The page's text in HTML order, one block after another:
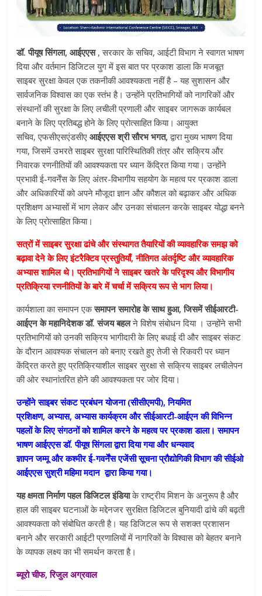
डॉ. पीयूष सिंगला,आईएएस, सरकार के सचिव, आईटी विभाग ने स्वागत भाषण
दिया और वर्तमान डिजिटल युग में इस बात पर प्रकाश डाला कि मजबूत
साइबर सुरक्षा केवल एक तकनीकी आवश्यकता नहीं है – यह सुशासन और
सार्वजनिक विश्वास का एक स्तंभ है। उन्होंने प्रतिभागियों को नागरिकों और
संस्थानों की सुरक्षा के लिए लचीली प्रणाली और साइबर जागरूक कार्यबल
बनाने के लिए प्रतिबद्ध होने के लिए प्रोत्साहित किया। आयुक्त
सचिव, एफसीएसएंडसीए आईएएस श्री सौरभ भगत,द्वारा मुख्य भाषण दिया
गया, जिसमें उभरते साइबर सुरक्षा पारिस्थितिकी तंत्र और सक्रिय और
निवारक रणनीतियों की आवश्यकता पर ध्यान केंद्रित किया गया। उन्होंने
प्रभावी ई-गवर्नेंस के लिए अंतर-विभागीय सहयोग के महत्व पर प्रकाश डाला
और अधिकारियों को अपने मौजूदा ज्ञान और कौशल को बढ़ाकर और अधिक
प्रशिक्षण अभ्यासों में भाग लेकर और उनका संचालन करके साइबर योद्धा बनने
के लिए प्रोत्साहित किया।
सत्रों में साइबर सुरक्षा ढांचे और संस्थागत तैयारियों की व्यावहारिक समझ को
बढ़ावा देने के लिए इंटरैक्टिव प्रस्तुतियाँ, नीतिगत अंतर्दृष्टि और व्यावहारिक
अभ्यास शामिल थे। प्रतिभागियों ने साइबर खतरे के परिदृश्य और विभागीय
प्रतिक्रिया रणनीतियों के बारे में चर्चा में सक्रिय रूप से भाग लिया।
कार्यशाला का समापन एकसमापन समारोह के साथ हुआ,जिसमेंसीईआरटी-
आईएन के महानिदेशक डॉ. संजय बहलने विशेष संबोधन दिया । उन्होंने सभी
प्रतिभागियों को उनकी सक्रिय भागीदारी के लिए बधाई दी और साइबर संकट
के दौरान आवश्यक संचालन को बनाए रखते हुए तेजी से रिकवरी पर ध्यान
केंद्रित करते हुए प्रतिक्रियाशील साइबर सुरक्षा से सक्रिय साइबर लचीलेपन
की ओर स्थानांतरित होने की आवश्यकता पर जोर दिया।
उन्होंने साइबर संकट प्रबंधन योजना (सीसीएमपी), नियमित
प्रशिक्षण, अभ्यास, अभ्यास कार्यक्रम और सीईआरटी-आईएन की विभिन्न
पहलों के लिए संगठनों को शामिल करने के महत्व पर प्रकाश डाला। समापन
भाषण आईएएस डॉ. पीयूष सिंगला द्वारा दिया गया और धन्यवाद
ज्ञापन जम्मू और कश्मीर ई-गवर्नेंस एजेंसी सूचना प्रौद्योगिकी विभाग की सीईओ
आईएएस सुश्री महिमा मदान द्वारा किया गया।
यह क्षमता निर्माण पहल डिजिटल इंडियाके राष्ट्रीय मिशन के अनुरूप है और
हाल की साइबर घटनाओं के मद्देनजर सुरक्षित डिजिटल बुनियादी ढांचे की बढ़ती
आवश्यकता को संबोधित करती है। यह डिजिटल रूप से सशक्त प्रशासन
बनाने और सरकारी आईटी प्रणालियों में नागरिकों के विश्वास को बेहतर बनाने
के व्यापक लक्ष्य का भी समर्थन करता है।
ब्यूरो चीफ, रिजुल अग्रवाल